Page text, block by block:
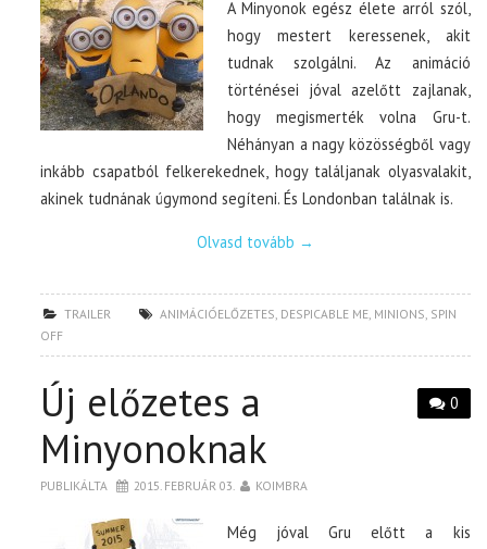
A Minyonok egész élete arról szól,
hogy mestert keressenek, akit
tudnak szolgálni. Az animáció
történései jóval azelőtt zajlanak,
hogy megismerték volna Gru-t.
Néhányan a nagy közösségből vagy
inkább csapatból felkerekednek, hogy találjanak olyasvalakit,
akinek tudnának úgymond segíteni. És Londonban találnak is.
Olvasd tovább →
TRAILER ANIMÁCIÓELŐZETES, DESPICABLE ME, MINIONS, SPIN
OFF
0
Új előzetes a
Minyonoknak
PUBLIKÁLTA 2015. FEBRUÁR 03. KOIMBRA
Még jóval Gru előtt a kis